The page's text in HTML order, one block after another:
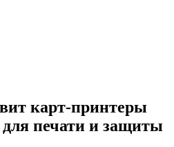
карт-принтеры
печати и защиты